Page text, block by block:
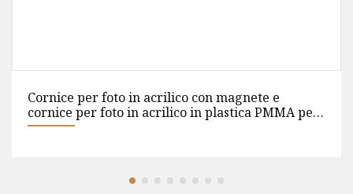
Produttore cinese Morden PS Photo Frame
Stampaggio cornice per foto in plastica da parete
per la decorazione domestica